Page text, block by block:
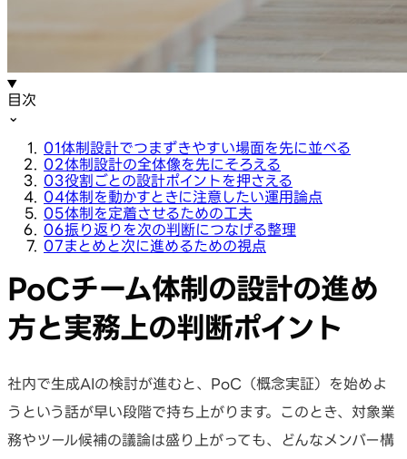
目次
⌄
01体制設計でつまずきやすい場面を先に並べる
02体制設計の全体像を先にそろえる
03役割ごとの設計ポイントを押さえる
04体制を動かすときに注意したい運用論点
05体制を定着させるための工夫
06振り返りを次の判断につなげる整理
07まとめと次に進めるための視点
PoCチーム体制の設計の進め
方と実務上の判断ポイント
社内で生成AIの検討が進むと、PoC（概念実証）を始めよ
うという話が早い段階で持ち上がります。このとき、対象業
務やツール候補の議論は盛り上がっても、どんなメンバー構